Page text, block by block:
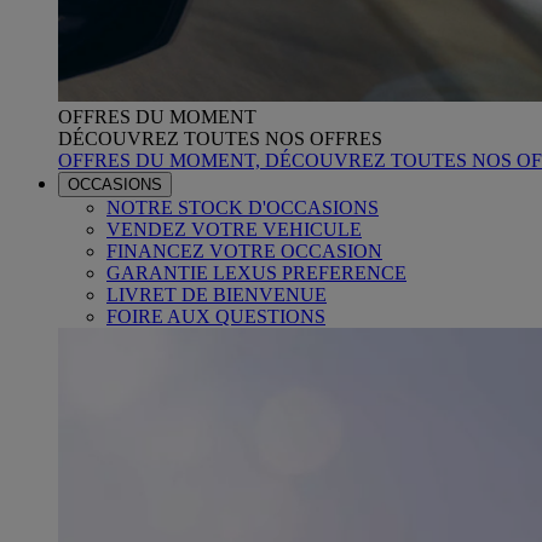
OFFRES DU MOMENT
DÉCOUVREZ TOUTES NOS OFFRES
OFFRES DU MOMENT, DÉCOUVREZ TOUTES NOS
OCCASIONS
NOTRE STOCK D'OCCASIONS
VENDEZ VOTRE VEHICULE
FINANCEZ VOTRE OCCASION
GARANTIE LEXUS PREFERENCE
LIVRET DE BIENVENUE
FOIRE AUX QUESTIONS